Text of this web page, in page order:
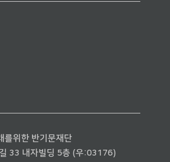
를위한 반기문재단
33 내자빌딩 5층 (우:03176)